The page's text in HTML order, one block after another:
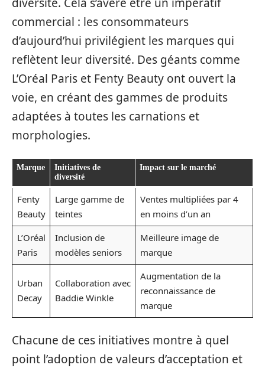
diversité. Cela s’avère être un impératif
commercial : les consommateurs
d’aujourd’hui privilégient les marques qui
reflètent leur diversité. Des géants comme
L’Oréal Paris et Fenty Beauty ont ouvert la
voie, en créant des gammes de produits
adaptées à toutes les carnations et
morphologies.
Marque
Initiatives de
diversité
Impact sur le marché
Fenty
Beauty
Large gamme de
teintes
Ventes multipliées par 4
en moins d’un an
L’Oréal
Paris
Inclusion de
modèles seniors
Meilleure image de
marque
Urban
Decay
Collaboration avec
Baddie Winkle
Augmentation de la
reconnaissance de
marque
Chacune de ces initiatives montre à quel
point l’adoption de valeurs d’acceptation et